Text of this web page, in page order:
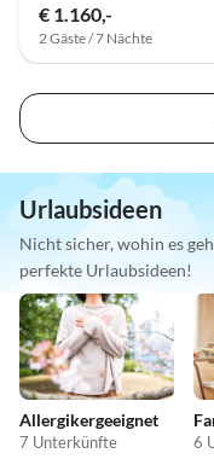
€ 1.160,-
2 Gäste / 7 Nächte
Urlaubsideen
Nicht sicher, wohin es
perfekte Urlaubsideen!
Allergikergeeignet
7 Unterkünfte 6